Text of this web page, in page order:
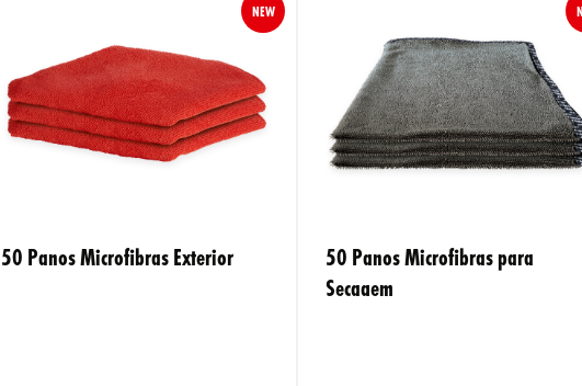
NEW
50 Panos Microfibras Exterior
50 Panos Microfibras para
Secagem